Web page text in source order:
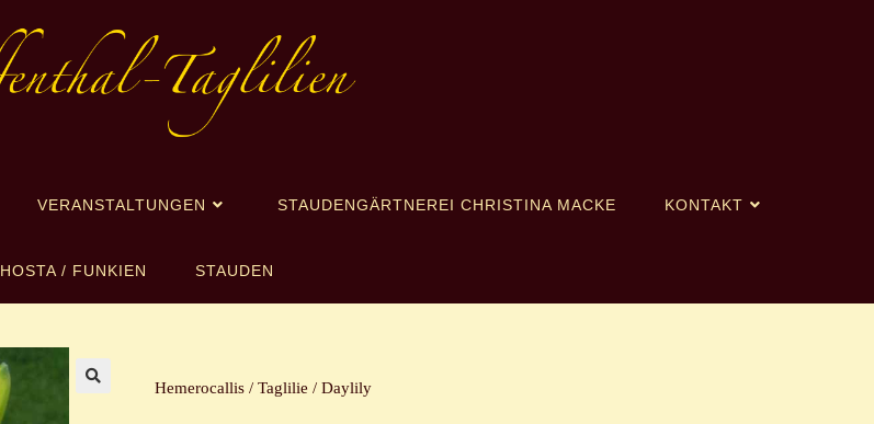
VERANSTALTUNGEN STAUDENGÄRTNEREI CHRISTINA MACKE KONTAKT
HOSTA / FUNKIEN STAUDEN
Hemerocallis / Taglilie / Daylily